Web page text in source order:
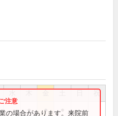
祝
● ●
の場合があります。来院前